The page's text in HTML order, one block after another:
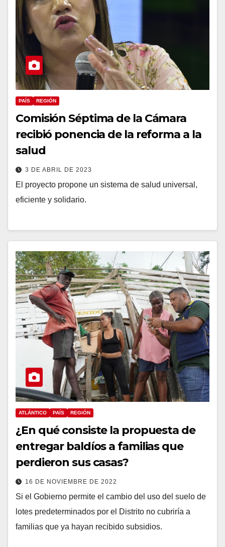
PAÍS REGIÓN
Comisión Séptima de la Cámara
recibió ponencia de la reforma a la
salud
3 DE ABRIL DE 2023
El proyecto propone un sistema de salud universal,
eficiente y solidario.
ATLÁNTICO PAÍS REGIÓN
¿En qué consiste la propuesta de
entregar baldíos a familias que
perdieron sus casas?
16 DE NOVIEMBRE DE 2022
Si el Gobierno permite el cambio del uso del suelo de
lotes predeterminados por el Distrito no cubriría a
familias que ya hayan recibido subsidios.